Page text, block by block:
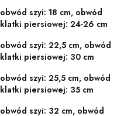
obwód szyi: 18 cm, obwód
klatki piersiowej: 24-26 cm
obwód szyi: 22,5 cm, obwód
klatki piersiowej: 30 cm
obwód szyi: 25,5 cm, obwód
klatki piersiowej: 35 cm
obwód szyi: 32 cm, obwód